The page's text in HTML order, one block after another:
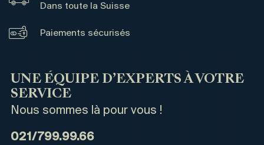
Dans toute la Suisse
Paiements sécurisés
UNE ÉQUIPE D’EXPERTS À VOTRE
SERVICE
Nous sommes là pour vous !
021/799.99.66